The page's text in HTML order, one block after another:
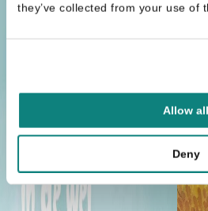
they’ve collected from your use of
Allow all
Deny